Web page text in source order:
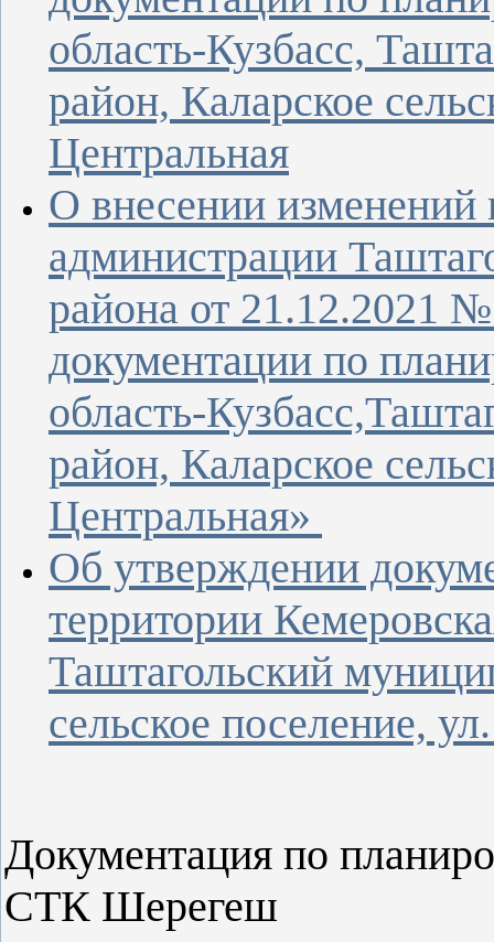
область-Кузбасс,
район, Каларское
Центральная
О внесении изменений
администрации
района от 21.12.2021
документации по
область-
район, Каларское
Центральная»
Об утверждении
территории
Таштагольский
сельское поселение,
Документация по
СТК Шерегеш